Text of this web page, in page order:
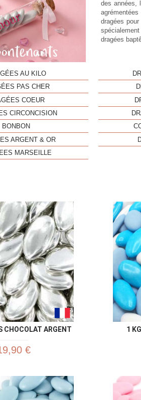
des années,
agrémentées
dragées pour
dragées
AU KILO
PAS CHER
COEUR
CIRCONCISION
BONBON
ARGENT & OR
MARSEILLE
Aperçu rapide
CHOCOLAT ARGENT
€
1
Aperçu rapide